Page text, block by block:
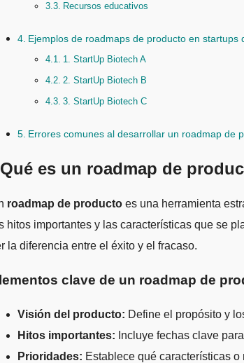
Recursos educativos
Ejemplos de roadmaps de producto en startups
1. StartUp Biotech A
2. StartUp Biotech B
3. StartUp Biotech C
Errores comunes al desarrollar un roadmap de
es un roadmap de
roadmap de producto es una herramienta
hitos importantes y las características que se
la diferencia entre el éxito y el fracaso.
clave de un roadmap de
Visión del producto: Define el propósito y
Hitos importantes: Incluye fechas clave
Prioridades: Establece qué características